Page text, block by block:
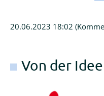
20.06.2023 18:02
Von der